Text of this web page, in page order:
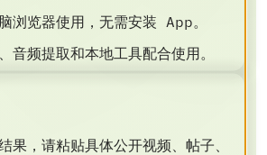
浏览器使用，无需安装 App。
音频提取和本地工具配合使用。
果，请粘贴具体公开视频、帖子、